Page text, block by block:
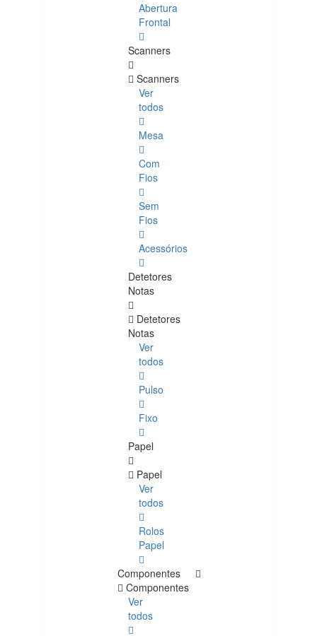
Abertura
Frontal
Scanners
Scanners
Ver
todos
Mesa
Com
Fios
Sem
Fios
Acessórios
Detetores
Notas
Detetores
Notas
Ver
todos
Pulso
Fixo
Papel
Papel
Ver
todos
Rolos
Papel
Componentes
Componentes
Ver
todos